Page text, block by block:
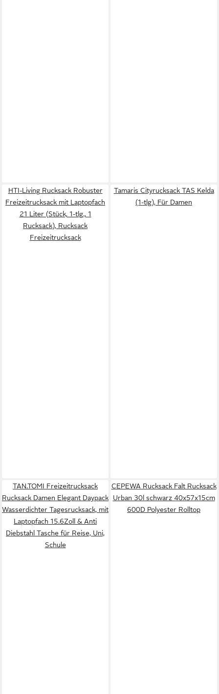
HTI-Living Rucksack Robuster
Freizeitrucksack mit Laptopfach
21 Liter (Stück, 1-tlg., 1
Rucksack), Rucksack
Freizeitrucksack
Tamaris Cityrucksack TAS Kelda
(1-tlg), Für Damen
TAN.TOMI Freizeitrucksack
Rucksack Damen Elegant Daypack
Wasserdichter Tagesrucksack, mit
Laptopfach 15.6Zoll & Anti
Diebstahl Tasche für Reise, Uni,
Schule
CEPEWA Rucksack Falt Rucksack
Urban 30l schwarz 40x57x15cm
600D Polyester Rolltop